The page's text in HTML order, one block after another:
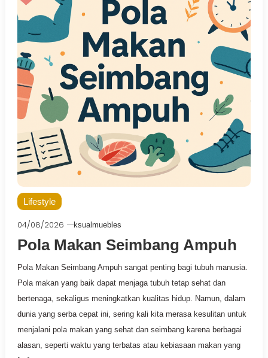
Lifestyle
04/08/2026 ksualmuebles
Pola Makan Seimbang Ampuh
Pola Makan Seimbang Ampuh sangat penting bagi tubuh manusia.
Pola makan yang baik dapat menjaga tubuh tetap sehat dan
bertenaga, sekaligus meningkatkan kualitas hidup. Namun, dalam
dunia yang serba cepat ini, sering kali kita merasa kesulitan untuk
menjalani pola makan yang sehat dan seimbang karena berbagai
alasan, seperti waktu yang terbatas atau kebiasaan makan yang